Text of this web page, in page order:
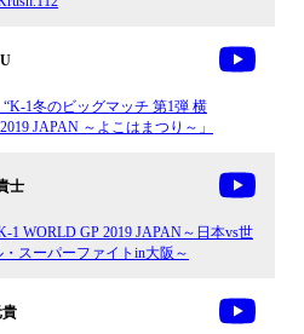
“K-1冬のビッグマッチ 第1弾 横
JAPAN ～よこはまつり～」
士
1 WORLD GP 2019 JAPAN～日本vs世
スーパーファイトin大阪～
貴